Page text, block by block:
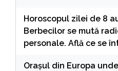
Horoscopul zilei de 8
Berbecilor se mută
personale. Află ce se
Orașul din Europa